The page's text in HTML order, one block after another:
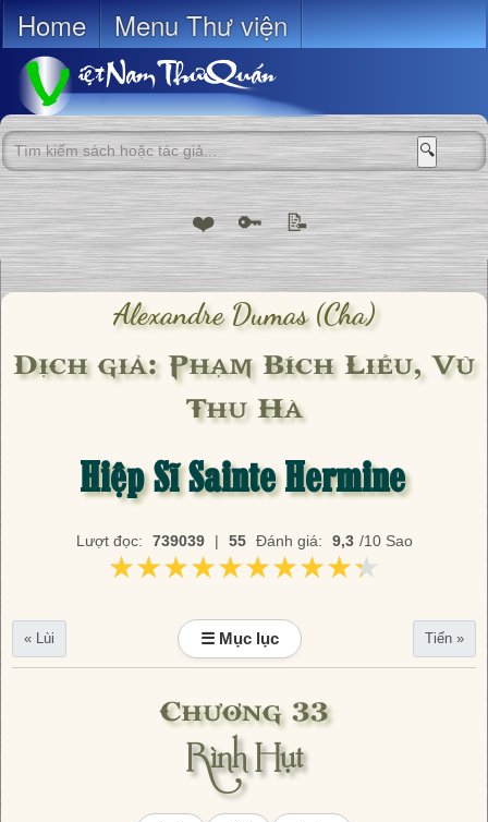
Home Menu Thư viện
🔍
❤️ 🔑 📝
Alexandre Dumas (cha)
Dịch giả: Phạm Bích Liễu, Vũ
Thu Hà
Hiệp Sĩ Sainte Hermine
Lượt đọc: 739039 | 55 Đánh giá: 9,3 /10 Sao
★★★★★★★★★★
★★★★★★★★★★
« Lùi ☰ Mục lục Tiến »
Chương 33
Rình Hụt